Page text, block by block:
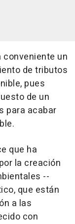
un
de tributos
pues
de un
para acabar
que ha
la creación
--
que están
a las
con